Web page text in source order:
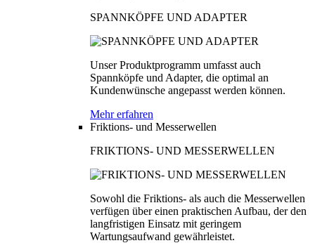
SPANNKÖPFE UND ADAPTER
Unser Produktprogramm umfasst auch
Spannköpfe und Adapter, die optimal an
Kundenwünsche angepasst werden können.
Mehr erfahren
Friktions- und Messerwellen
FRIKTIONS- UND MESSERWELLEN
Sowohl die Friktions- als auch die Messerwellen
verfügen über einen praktischen Aufbau, der den
langfristigen Einsatz mit geringem
Wartungsaufwand gewährleistet.